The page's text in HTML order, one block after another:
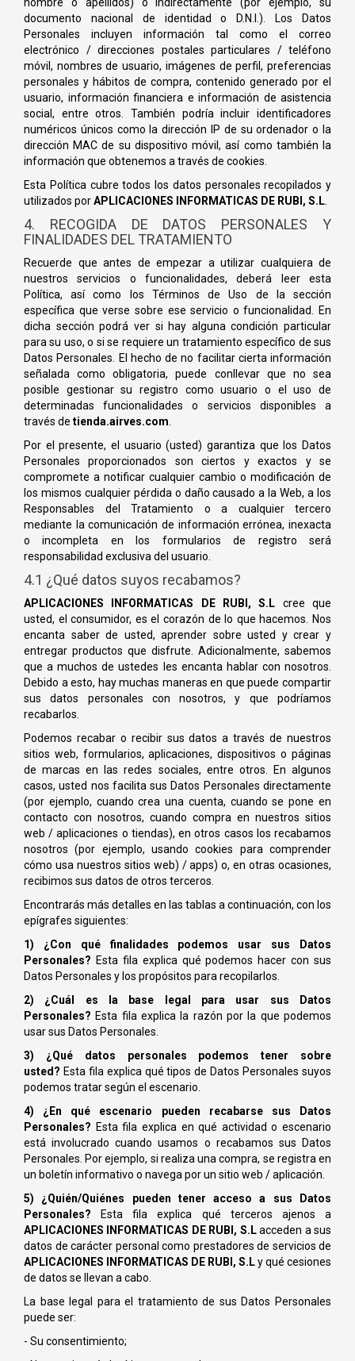
documento nacional de identidad o D.N.I.). Los Datos
Personales incluyen información tal como el correo
electrónico / direcciones postales particulares / teléfono
móvil, nombres de usuario, imágenes de perfil, preferencias
personales y hábitos de compra, contenido generado por el
usuario, información financiera e información de asistencia
social, entre otros. También podría incluir identificadores
numéricos únicos como la dirección IP de su ordenador o la
dirección MAC de su dispositivo móvil, así como también la
información que obtenemos a través de cookies.
Esta Política cubre todos los datos personales recopilados y
utilizados porAPLICACIONES INFORMATICAS DE RUBI, S.L
4. RECOGIDA DE DATOS PERSONALES Y
FINALIDADES DEL TRATAMIENTO
Recuerde que antes de empezar a utilizar cualquiera de
nuestros servicios o funcionalidades, deberá leer esta
Política, así como los Términos de Uso de la sección
específica que verse sobre ese servicio o funcionalidad. En
dicha sección podrá ver si hay alguna condición particular
para su uso, o si se requiere un tratamiento específico de sus
Datos Personales. El hecho de no facilitar cierta información
señalada como obligatoria, puede conllevar que no sea
posible gestionar su registro como usuario o el uso de
determinadas funcionalidades o servicios disponibles a
través de tienda.airves.com
Por el presente, el usuario (usted) garantiza que los Datos
Personales proporcionados son ciertos y exactos y se
compromete a notificar cualquier cambio o modificación de
los mismos cualquier pérdida o daño causado a la Web, a los
Responsables del Tratamiento o a cualquier tercero
mediante la comunicación de información errónea, inexacta
o incompleta en los formularios de registro será
responsabilidad exclusiva del usuario.
4.1 ¿Qué datos suyos recabamos?
APLICACIONES INFORMATICAS DE RUBI, S.L cree que
usted, el consumidor, es el corazón de lo que hacemos. Nos
encanta saber de usted, aprender sobre usted y crear y
entregar productos que disfrute. Adicionalmente, sabemos
que a muchos de ustedes les encanta hablar con nosotros.
Debido a esto, hay muchas maneras en que puede compartir
sus datos personales con nosotros, y que podríamos
recabarlos.
Podemos recabar o recibir sus datos a través de nuestros
sitios web, formularios, aplicaciones, dispositivos o páginas
de marcas en las redes sociales, entre otros. En algunos
casos, usted nos facilita sus Datos Personales directamente
(por ejemplo, cuando crea una cuenta, cuando se pone en
contacto con nosotros, cuando compra en nuestros sitios
web / aplicaciones o tiendas), en otros casos los recabamos
nosotros (por ejemplo, usando cookies para comprender
cómo usa nuestros sitios web) / apps) o, en otras ocasiones,
recibimos sus datos de otros terceros.
Encontrarás más detalles en las tablas a continuación, con los
epígrafes siguientes:
1) ¿Con qué finalidades podemos usar sus Datos
Personales? Esta fila explica qué podemos hacer con sus
Datos Personales y los propósitos para recopilarlos.
2) ¿Cuál es la base legal para usar sus Datos
Personales? Esta fila explica la razón por la que podemos
usar sus Datos Personales.
3) ¿Qué datos personales podemos tener sobre
usted? Esta fila explica qué tipos de Datos Personales suyos
podemos tratar según el escenario.
4) ¿En qué escenario pueden recabarse sus Datos
Personales? Esta fila explica en qué actividad o escenario
está involucrado cuando usamos o recabamos sus Datos
Personales. Por ejemplo, si realiza una compra, se registra en
un boletín informativo o navega por un sitio web / aplicación.
5) ¿Quién/Quiénes pueden tener acceso a sus Datos
Personales? Esta fila explica qué terceros ajenos a
APLICACIONES INFORMATICAS DE RUBI, S.Lacceden a sus
datos de carácter personal como prestadores de servicios de
APLICACIONES INFORMATICAS DE RUBI, S.Ly qué cesiones
de datos se llevan a cabo.
La base legal para el tratamiento de sus Datos Personales
puede ser:
- Su consentimiento;